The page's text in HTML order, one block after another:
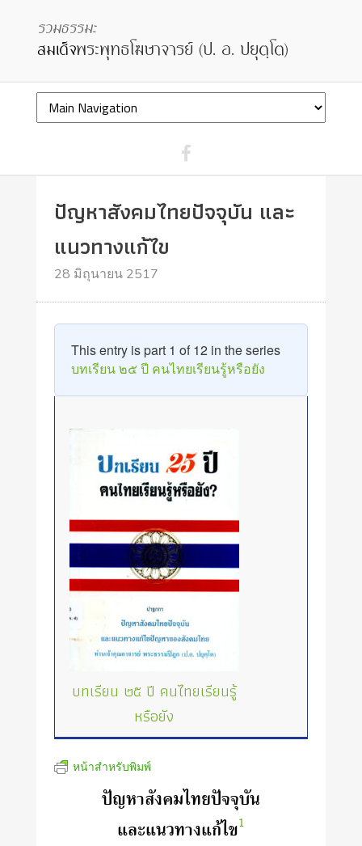
ปัญหาสังคมไทยปัจจุบัน และ
แนวทางแก้ไข
28 มิถุนายน 2517
This entry is part 1 of 12 in the series
บทเรียน ๒๕ ปี คนไทยเรียนรู้หรือยัง
บทเรียน ๒๕ ปี คนไทยเรียนรู้
หรือยัง
หน้าสำหรับพิมพ์
ปัญหาสังคมไทยปัจจุบัน
และแนวทางแก้ไข1